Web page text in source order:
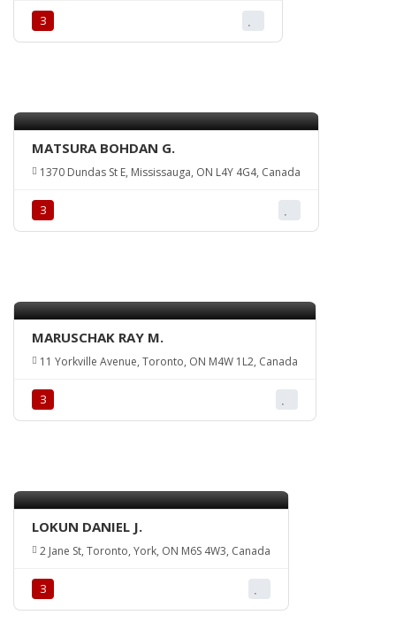
З
MATSURA BOHDAN G.
1370 Dundas St E, Mississauga, ON L4Y 4G4, Canada
З
MARUSCHAK RAY M.
11 Yorkville Avenue, Toronto, ON M4W 1L2, Canada
З
LOKUN DANIEL J.
2 Jane St, Toronto, York, ON M6S 4W3, Canada
З